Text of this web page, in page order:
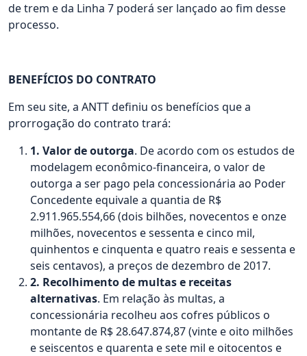
de trem e da Linha 7 poderá ser lançado ao fim desse
processo.
BENEFÍCIOS DO CONTRATO
Em seu site, a ANTT definiu os benefícios que a
prorrogação do contrato trará:
1. Valor de outorga. De acordo com os estudos de
modelagem econômico-financeira, o valor de
outorga a ser pago pela concessionária ao Poder
Concedente equivale a quantia de R$
2.911.965.554,66 (dois bilhões, novecentos e onze
milhões, novecentos e sessenta e cinco mil,
quinhentos e cinquenta e quatro reais e sessenta e
seis centavos), a preços de dezembro de 2017.
2. Recolhimento de multas e receitas
alternativas. Em relação às multas, a
concessionária recolheu aos cofres públicos o
montante de R$ 28.647.874,87 (vinte e oito milhões
e seiscentos e quarenta e sete mil e oitocentos e